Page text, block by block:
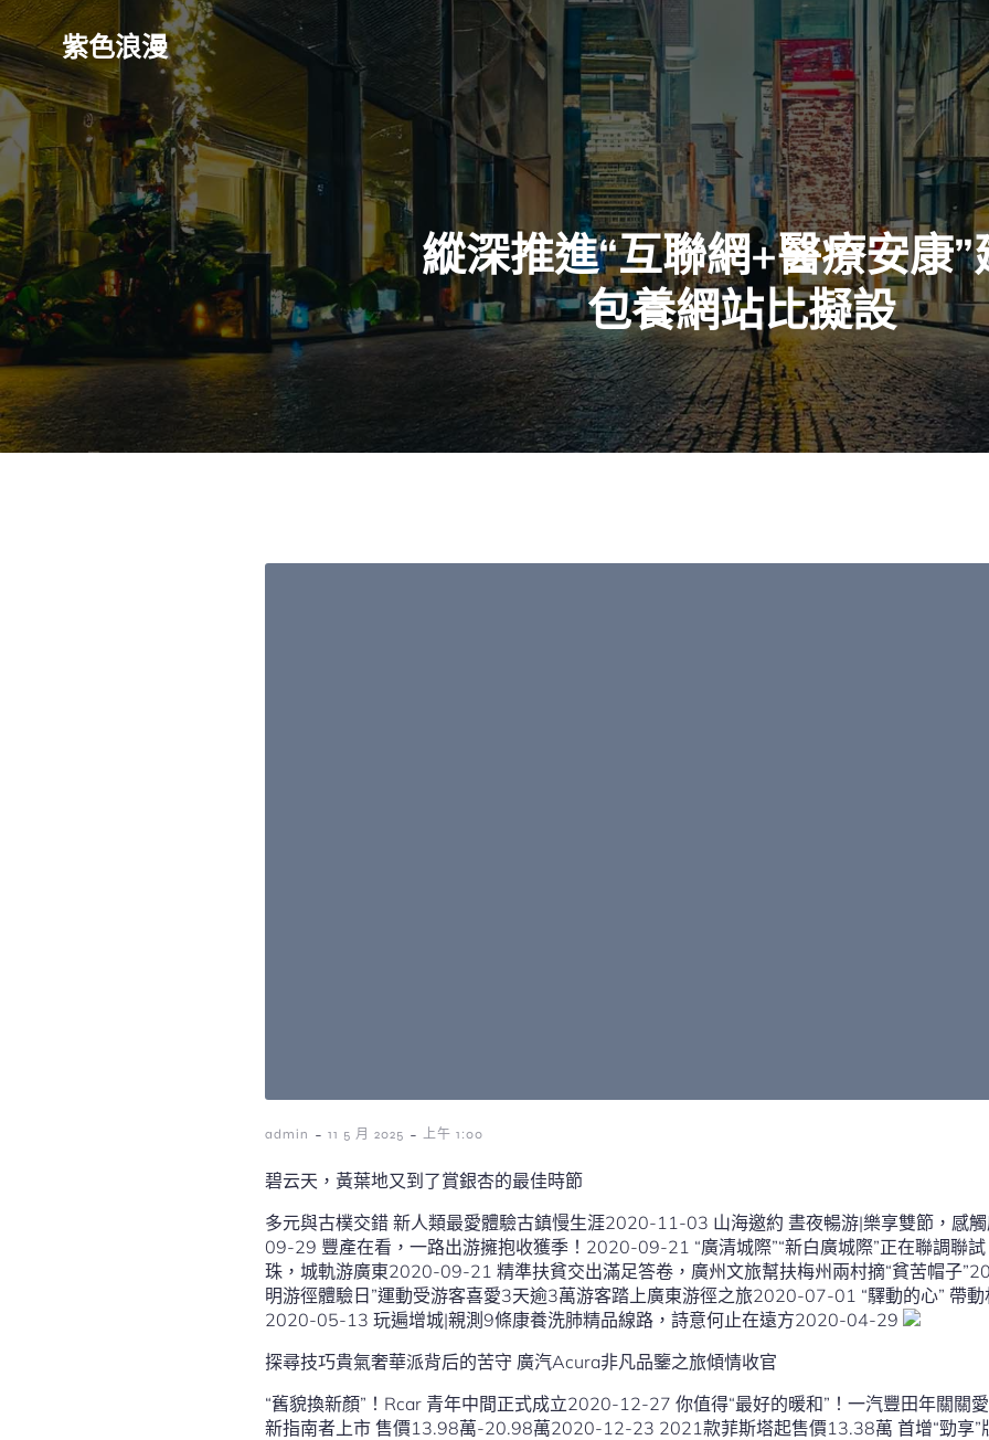
Skip
to
content 紫色浪漫
縱深推進“互聯網+醫療安康”
包養網站比擬設
admin - 11 5 月 2025 - 上午 1:00
碧云天，黃葉地又到了賞銀杏的最佳時節
多元與古樸交錯 新人類最愛體驗古鎮慢生涯2020-11-03 山海邀約 晝夜暢游|樂享雙節，感
09-29 豐產在看，一路出游擁抱收獲季！2020-09-21 “廣清城際”“新白廣城際”正在聯調聯
珠，城軌游廣東2020-09-21 精準扶貧交出滿足答卷，廣州文旅幫扶梅州兩村摘“貧苦帽子
明游徑體驗日”運動受游客喜愛3天逾3萬游客踏上廣東游徑之旅2020-07-01 “驛動的心” 帶
2020-05-13 玩遍增城|親測9條康養洗肺精品線路，詩意何止在遠方2020-04-29
探尋技巧貴氣奢華派背后的苦守 廣汽Acura非凡品鑒之旅傾情收官
“舊貌換新顏”！Rcar 青年中間正式成立2020-12-27 你值得“最好的暖和”！一汽豐田年關關
新指南者上市 售價13.98萬-20.98萬2020-12-23 2021款菲斯塔起售價13.38萬 首增“勁享”版2020-12-23 豐田發布e-